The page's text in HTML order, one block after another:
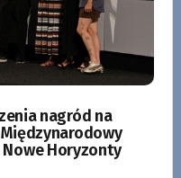
nagród na
Nowe Horyzonty